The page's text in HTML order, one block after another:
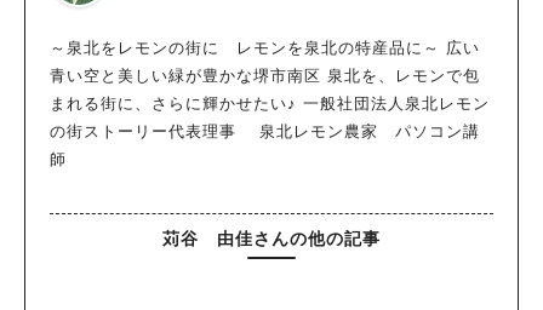
～泉北をレモンの街に レモンを泉北の特産品に～ 広い
青い空と美しい緑が豊かな堺市南区 泉北を、レモンで包
まれる街に、さらに輝かせたい♪ 一般社団法人泉北レモン
の街ストーリー代表理事 泉北レモン農家 パソコン講
師
苅谷 由佳さんの他の記事